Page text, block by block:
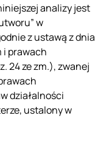
analizy jest
w
z ustawą z dnia
i prawach
24 ze zm.), zwanej
działalności
ustalony w